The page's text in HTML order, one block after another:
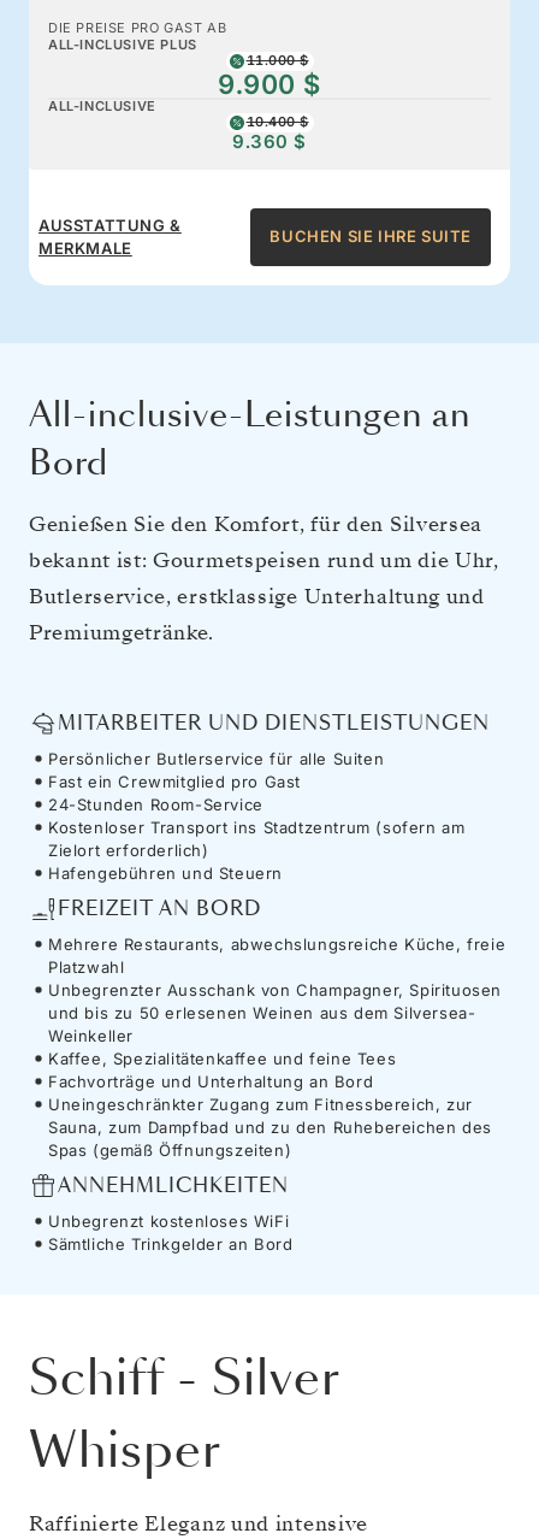
DIE PREISE PRO GAST AB
ALL-INCLUSIVE PLUS
11.000 $
9.900 $
ALL-INCLUSIVE
10.400 $
9.360 $
AUSSTATTUNG &
MERKMALE
BUCHEN SIE IHRE SUITE
All-inclusive-Leistungen an
Bord
Genießen Sie den Komfort, für den Silversea
bekannt ist: Gourmetspeisen rund um die Uhr,
Butlerservice, erstklassige Unterhaltung und
Premiumgetränke.
MITARBEITER UND DIENSTLEISTUNGEN
Persönlicher Butlerservice für alle Suiten
Fast ein Crewmitglied pro Gast
24-Stunden Room-Service
Kostenloser Transport ins Stadtzentrum (sofern am
Zielort erforderlich)
Hafengebühren und Steuern
FREIZEIT AN BORD
Mehrere Restaurants, abwechslungsreiche Küche, freie
Platzwahl
Unbegrenzter Ausschank von Champagner, Spirituosen
und bis zu 50 erlesenen Weinen aus dem Silversea-
Weinkeller
Kaffee, Spezialitätenkaffee und feine Tees
Fachvorträge und Unterhaltung an Bord
Uneingeschränkter Zugang zum Fitnessbereich, zur
Sauna, zum Dampfbad und zu den Ruhebereichen des
Spas (gemäß Öffnungszeiten)
ANNEHMLICHKEITEN
Unbegrenzt kostenloses WiFi
Sämtliche Trinkgelder an Bord
Schiff- Silver
Whisper
Raffinierte Eleganz und intensive